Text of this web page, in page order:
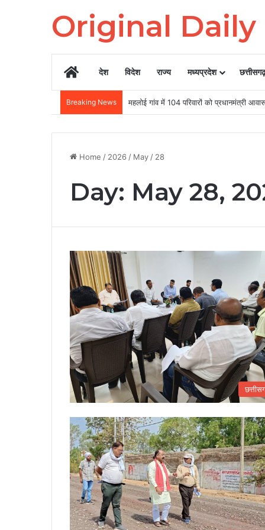
Original Daily
Homeदेश विदेश राज्य मध्यप्रदेश
Breaking News उदंती-सीतानदी में शुरू हुआ स्मार्ट सर्विलांस
Home / 2026 / May / 28
Day: May 28,